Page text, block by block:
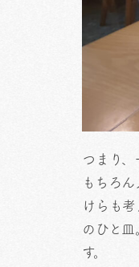
つまり
もちろ
けらも
のひと
す。